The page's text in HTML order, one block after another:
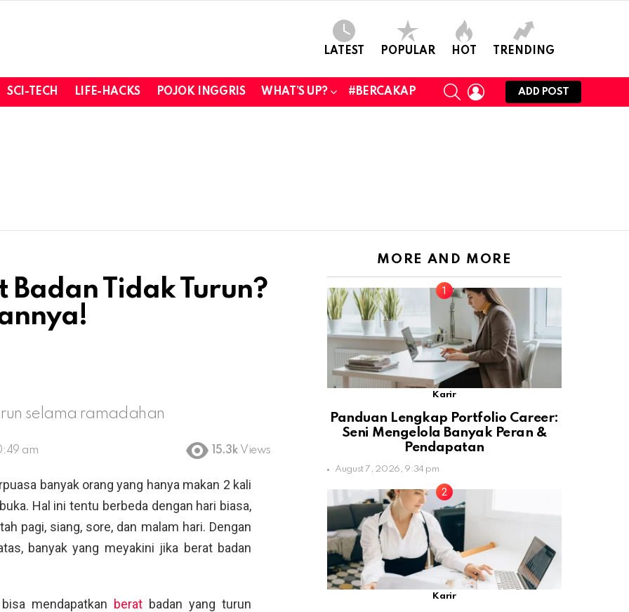
LATEST POPULAR HOT TRENDING
SCI-TECH LIFE-HACKS POJOK INGGRIS WHAT’S UP? #BERCAKAP
SEARCHLOGIN
ADD POST
Badan Tidak Turun?
selama ramadahan
am 15.3k Views
banyak orang yang hanya makan 2 kali
Hal ini tentu berbeda dengan hari biasa,
pagi, siang, sore, dan malam hari. Dengan
banyak yang meyakini jika berat badan
mendapatkan beratbadan yang turun
MORE AND MORE
Karir
Panduan Lengkap Portfolio Career:
Seni Mengelola Banyak Peran &
Pendapatan
August 7, 2026, 9:34 pm
Karir